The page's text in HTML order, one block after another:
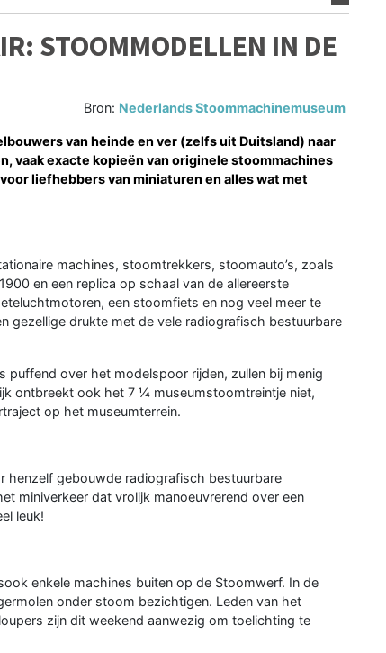
STOOMMODELLEN IN DE
Bron: Nederlands Stoommachinemuseum
van heinde en ver (zelfs uit Duitsland) naar
vaak exacte kopieën van originele stoommachines
liefhebbers van miniaturen en alles wat met
machines, stoomtrekkers, stoomauto’s, zoals
en een replica op schaal van de allereerste
een stoomfiets en nog veel meer te
gezellige drukte met de vele radiografisch bestuurbare
over het modelspoor rijden, zullen bij menig
ontbreekt ook het 7 ¼ museumstoomtreintje niet,
op het museumterrein.
henzelf gebouwde radiografisch bestuurbare
miniverkeer dat vrolijk manoeuvrerend over een
leuk!
enkele machines buiten op de Stoomwerf. In de
onder stoom bezichtigen. Leden van het
zijn dit weekend aanwezig om toelichting te